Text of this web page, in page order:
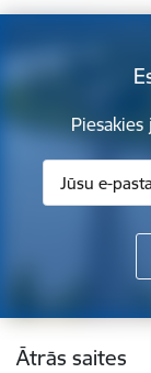
Piesakies
Kājene
Ātrās saites